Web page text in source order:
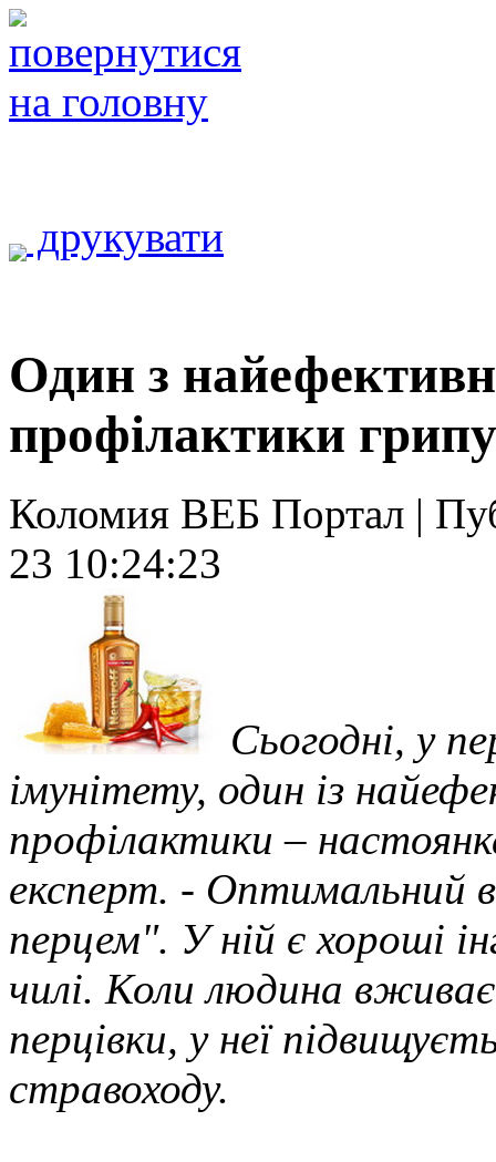
друкувати
Один з
профілактики
Коломия ВЕБ Портал |
23 10:24:23
Сьогодні, у
імунітету, один із
профілактики –
експерт. - Оптимальний
перцем". У ній є хороші
чилі. Коли людина
перцівки, у неї
стравоходу.